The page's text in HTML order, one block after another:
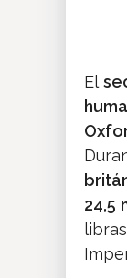
El
24,5